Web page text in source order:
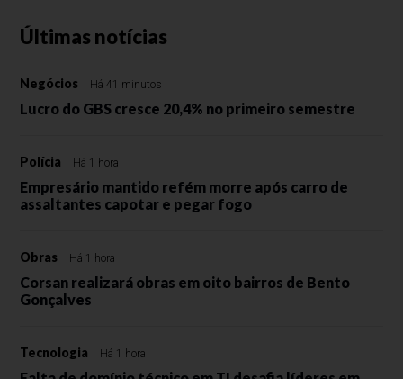
Últimas notícias
Negócios Há 41 minutos
Lucro do GBS cresce 20,4% no primeiro semestre
Polícia Há 1 hora
Empresário mantido refém morre após carro de
assaltantes capotar e pegar fogo
Obras Há 1 hora
Corsan realizará obras em oito bairros de Bento
Gonçalves
Tecnologia Há 1 hora